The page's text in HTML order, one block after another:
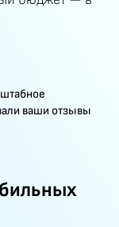
ваши отзывы